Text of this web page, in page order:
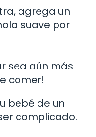
agrega un
suave por
sea aún más
comer!
bebé de un
complicado.